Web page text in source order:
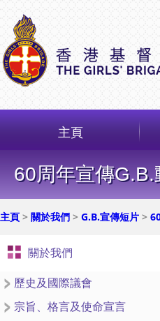
主頁
60周年宣傳
主頁 > 關於我們 > G.B.宣傳短片 >
關於我們
歷史及國際議會
宗旨、格言及使命宣言